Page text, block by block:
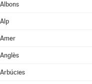
Albons
Alp
Amer
Anglès
Arbúcies